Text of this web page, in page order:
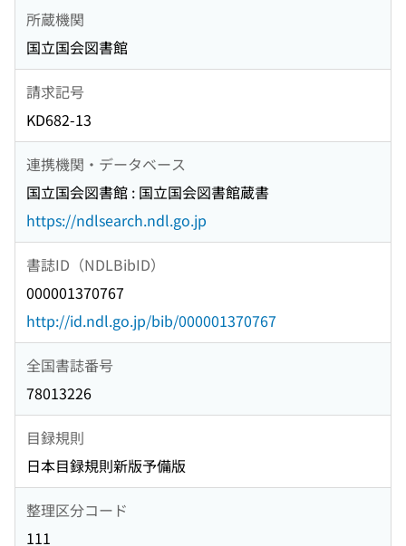
所蔵機関
国立国会図書館
請求記号
KD682-13
連携機関・データベース
国立国会図書館 : 国立国会図書館蔵書
https://ndlsearch.ndl.go.jp
書誌ID（NDLBibID）
000001370767
http://id.ndl.go.jp/bib/000001370767
全国書誌番号
78013226
目録規則
日本目録規則新版予備版
整理区分コード
111